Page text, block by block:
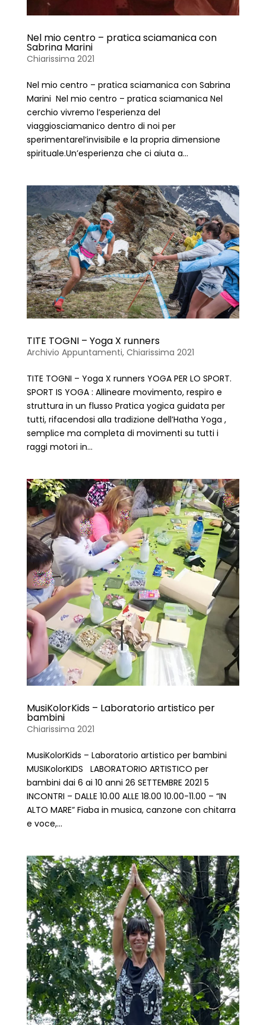
Nel mio centro – pratica sciamanica con
Sabrina Marini
Chiarissima 2021
Nel mio centro – pratica sciamanica con Sabrina
Marini Nel mio centro – pratica sciamanica Nel
cerchio vivremo l’esperienza del
viaggiosciamanico dentro di noi per
sperimentarel’invisibile e la propria dimensione
spirituale.Un’esperienza che ci aiuta a...
TITE TOGNI – Yoga X runners
Archivio Appuntamenti, Chiarissima 2021
TITE TOGNI – Yoga X runners YOGA PER LO SPORT.
SPORT IS YOGA : Allineare movimento, respiro e
struttura in un flusso Pratica yogica guidata per
tutti, rifacendosi alla tradizione dell’Hatha Yoga ,
semplice ma completa di movimenti su tutti i
raggi motori in...
MusiKolorKids – Laboratorio artistico per
bambini
Chiarissima 2021
MusiKolorKids – Laboratorio artistico per bambini
MUSIKolorKIDS LABORATORIO ARTISTICO per
bambini dai 6 ai 10 anni 26 SETTEMBRE 2021 5
INCONTRI – DALLE 10.00 ALLE 18.00 10.00-11.00 – “IN
ALTO MARE” Fiaba in musica, canzone con chitarra
e voce,...